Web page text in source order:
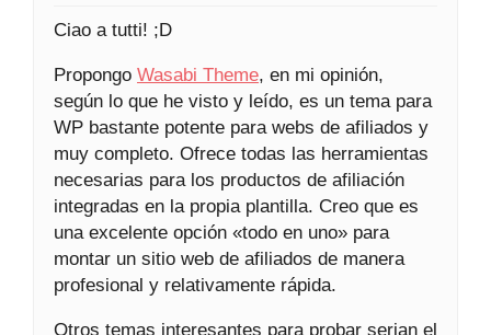
Ciao a tutti! ;D
Propongo Wasabi Theme, en mi opinión,
según lo que he visto y leído, es un tema para
WP bastante potente para webs de afiliados y
muy completo. Ofrece todas las herramientas
necesarias para los productos de afiliación
integradas en la propia plantilla. Creo que es
una excelente opción «todo en uno» para
montar un sitio web de afiliados de manera
profesional y relativamente rápida.
Otros temas interesantes para probar serian el